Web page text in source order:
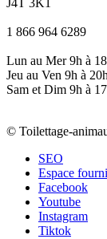
1 866 964 6289
Lun au Mer 9h à
Jeu au Ven 9h à 20h
Sam et Dim 9h à
© Toilettage-
SEO
Espace
Facebook
Youtube
Instagram
Tiktok